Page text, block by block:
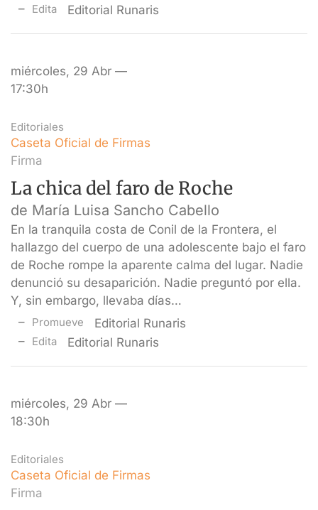
Edita Editorial Runaris
miércoles, 29 Abr —
17:30h
Editoriales
Caseta Oficial de Firmas
Firma
La chica del faro de Roche
de María Luisa Sancho Cabello
En la tranquila costa de Conil de la Frontera, el
hallazgo del cuerpo de una adolescente bajo el faro
de Roche rompe la aparente calma del lugar. Nadie
denunció su desaparición. Nadie preguntó por ella.
Y, sin embargo, llevaba días…
Promueve Editorial Runaris
Edita Editorial Runaris
miércoles, 29 Abr —
18:30h
Editoriales
Caseta Oficial de Firmas
Firma